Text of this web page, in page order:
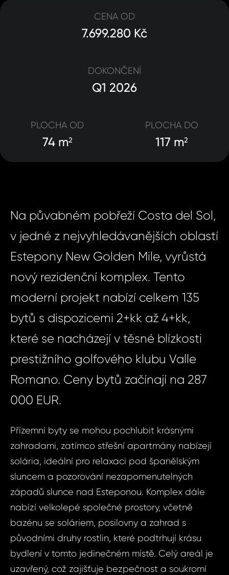
PLOCHA OD
74 m2
PLOCHA DO
117 m2
DOKONČENÍ
Q1 2026
CENA OD
7.699.280 Kč
Na půvabném pobřeží Costa del Sol,
v jedné z nejvyhledávanějších oblastí
Estepony New Golden Mile, vyrůstá
nový rezidenční komplex. Tento
moderní projekt nabízí celkem 135
bytů s dispozicemi 2+kk až 4+kk,
které se nacházejí v těsné blízkosti
prestižního golfového klubu Valle
Romano. Ceny bytů začínají na 287
000 EUR.
Přízemní byty se mohou pochlubit krásnými
zahradami, zatímco střešní apartmány nabízejí
solária, ideální pro relaxaci pod španělským
sluncem a pozorování nezapomenutelných
západů slunce nad Esteponou. Komplex dále
nabízí velkolepé společné prostory, včetně
bazénu se soláriem, posilovny a zahrad s
původními druhy rostlin, které podtrhují krásu
bydlení v tomto jedinečném místě. Celý areál je
uzavřený, což zajišťuje bezpečnost a soukromí